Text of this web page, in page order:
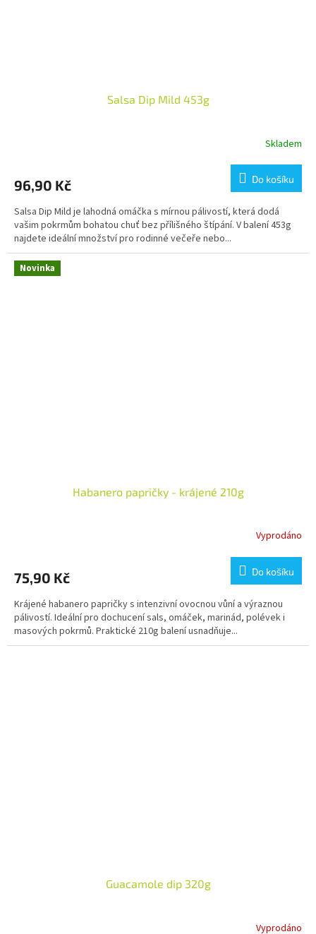
Salsa Dip Mild 453g
Skladem
96,90 Kč Do košíku
Salsa Dip Mild je lahodná omáčka s mírnou pálivostí, která dodá
vašim pokrmům bohatou chuť bez přílišného štípání. V balení 453g
najdete ideální množství pro rodinné večeře nebo...
Novinka
Habanero papričky - krájené 210g
Vyprodáno
75,90 Kč Do košíku
Krájené habanero papričky s intenzivní ovocnou vůní a výraznou
pálivostí. Ideální pro dochucení sals, omáček, marinád, polévek i
masových pokrmů. Praktické 210g balení usnadňuje...
Guacamole dip 320g
Vyprodáno